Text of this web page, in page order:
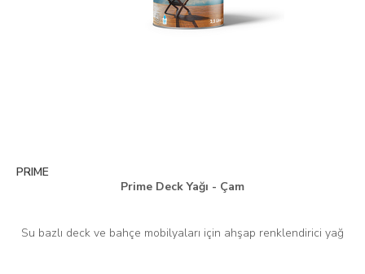
PRIME
Prime Deck Yağı - Çam
Su bazlı deck ve bahçe mobilyaları için ahşap renklendirici yağ